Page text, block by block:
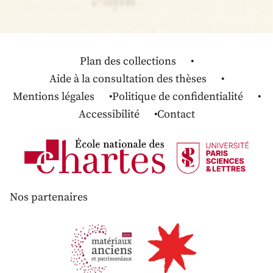
Plan des collections
Aide à la consultation des thèses
Mentions légales
Politique de confidentialité
Accessibilité
Contact
Nos partenaires